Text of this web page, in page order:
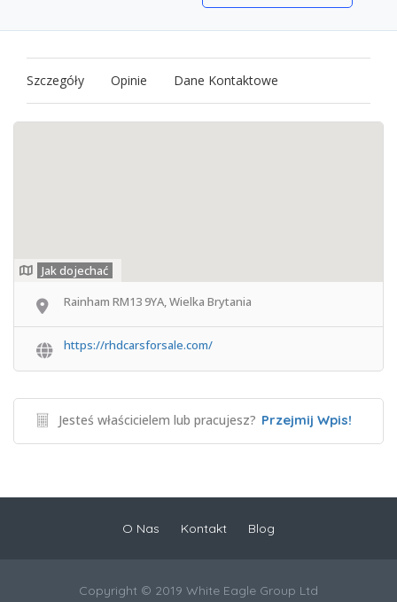
Szczegóły Opinie Dane Kontaktowe
Jak dojechać
Rainham RM13 9YA, Wielka Brytania
https://rhdcarsforsale.com/
Jesteś właścicielem lub pracujesz? Przejmij Wpis!
O Nas Kontakt Blog
Copyright © 2019 White Eagle Group Ltd